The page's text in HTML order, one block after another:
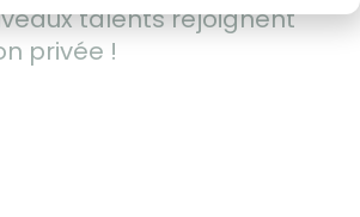
talents rejoignent
privée !